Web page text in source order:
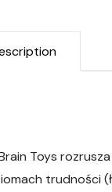
Toys
trudności